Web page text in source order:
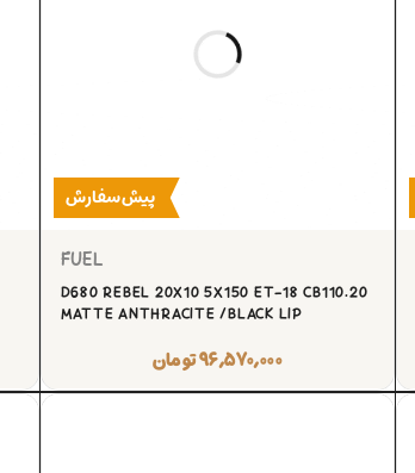
پیش‌سفارش
FUEL
D680 REBEL 20X10 5X150 ET-18 CB110.20
MATTE ANTHRACITE /BLACK LIP
۹۶,۵۷۰,۰۰۰تومان